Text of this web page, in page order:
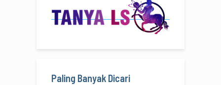
Paling Banyak Dicari